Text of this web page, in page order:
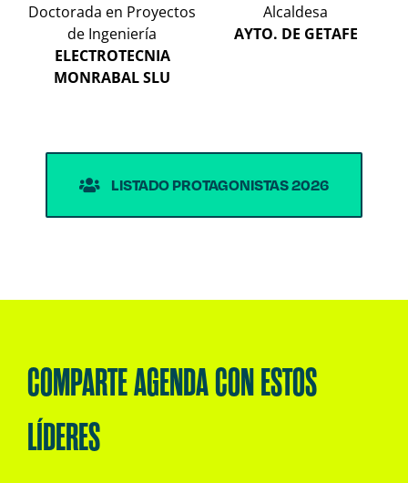
Doctorada en Proyectos
de Ingeniería
ELECTROTECNIA
MONRABAL SLU
Alcaldesa
AYTO. DE GETAFE
LISTADO PROTAGONISTAS 2026
COMPARTE AGENDA CON ESTOS
LÍDERES